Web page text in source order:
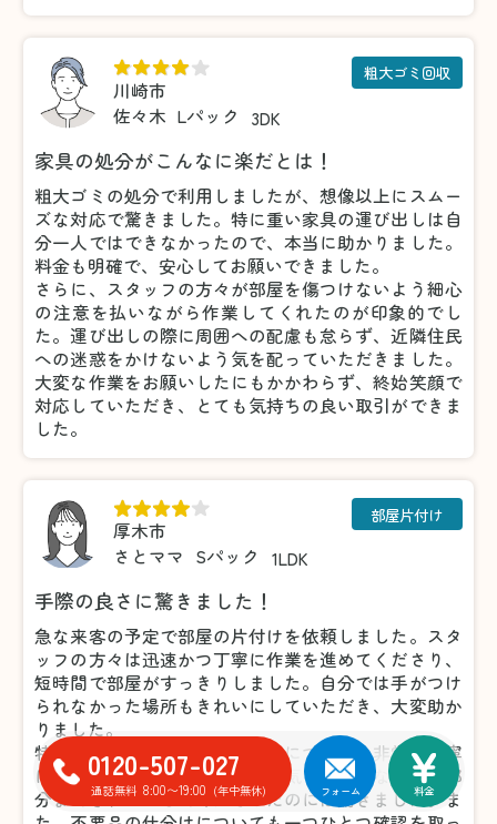
川崎市
佐々木 Lパック 3DK
粗大ゴミ回収
家具の処分がこんなに楽だとは！
粗大ゴミの処分で利用しましたが、想像以上にスムー
ズな対応で驚きました。特に重い家具の運び出しは自
分一人ではできなかったので、本当に助かりました。
料金も明確で、安心してお願いできました。
さらに、スタッフの方々が部屋を傷つけないよう細心
の注意を払いながら作業してくれたのが印象的でし
た。運び出しの際に周囲への配慮も怠らず、近隣住民
への迷惑をかけないよう気を配っていただきました。
大変な作業をお願いしたにもかかわらず、終始笑顔で
対応していただき、とても気持ちの良い取引ができま
した。
厚木市
さとママ Sパック 1LDK
部屋片付け
手際の良さに驚きました！
急な来客の予定で部屋の片付けを依頼しました。スタ
ッフの方々は迅速かつ丁寧に作業を進めてくださり、
短時間で部屋がすっきりしました。自分では手がつけ
られなかった場所もきれいにしていただき、大変助か
りました。
特に細かい部分の片付けや掃除についても非常に丁寧
に対応していただき、こちらが気づいていなかった部
分まできれいにしてくださったのには驚きました。ま
0120-507-027
通話無料 8:00〜19:00 (年中無休) フォーム 料金